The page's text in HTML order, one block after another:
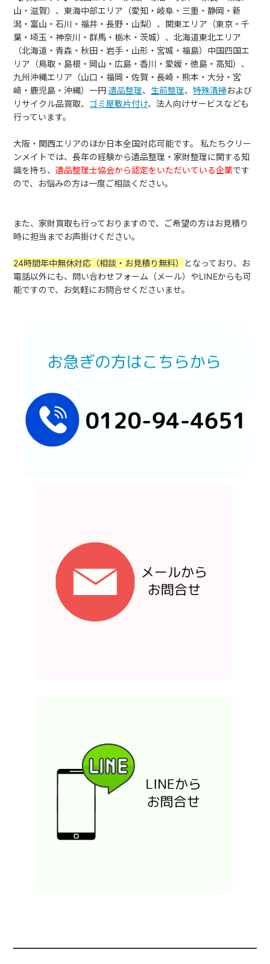
山・滋賀）、東海中部エリア（愛知・岐阜・三重・静岡・新
潟・富山・石川・福井・長野・山梨）、関東エリア（東京・千
葉・埼玉・神奈川・群馬・栃木・茨城）、北海道東北エリア
（北海道・青森・秋田・岩手・山形・宮城・福島）中国四国エ
リア（鳥取・島根・岡山・広島・香川・愛媛・徳島・高知）、
九州沖縄エリア（山口・福岡・佐賀・長崎・熊本・大分・宮
崎・鹿児島・沖縄）一円 遺品整理、 生前整理、特殊清掃および
リサイクル品買取、 ゴミ屋敷片付け、法人向けサービスなども
行っています。
大阪・関西エリアのほか日本全国対応可能です。
私たちクリー
ンメイトでは、長年の経験から遺品整理・家財整理に関する知
識を持ち、遺品整理士協会から認定をいただいている企業です
ので、お悩みの方は一度ご相談ください。
また、 家財買取も行っておりますので、ご希望の方はお見積り
時に担当までお声掛けください。
24時間年中無休対応（相談・お見積り無料） となっており、お
電話以外にも、問い合わせフォーム（メール）やLINEからも可
能ですので、お気軽にお問合せくださいませ。